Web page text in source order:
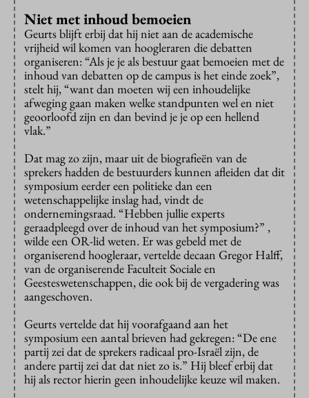
Niet met inhoud bemoeien
Geurts blijft erbij dat hij niet aan de academische
vrijheid wil komen van hoogleraren die debatten
organiseren: “Als je je als bestuur gaat bemoeien met de
inhoud van debatten op de campus is het einde zoek”,
stelt hij, “want dan moeten wij een inhoudelijke
afweging gaan maken welke standpunten wel en niet
geoorloofd zijn en dan bevind je je op een hellend
vlak.”
Dat mag zo zijn, maar uit de biografieën van de
sprekers hadden de bestuurders kunnen afleiden dat dit
symposium eerder een politieke dan een
wetenschappelijke inslag had, vindt de
ondernemingsraad. “Hebben jullie experts
geraadpleegd over de inhoud van het symposium?” ,
wilde een OR-lid weten. Er was gebeld met de
organiserend hoogleraar, vertelde decaan Gregor Halff,
van de organiserende Faculteit Sociale en
Geesteswetenschappen, die ook bij de vergadering was
aangeschoven.
Geurts vertelde dat hij voorafgaand aan het
symposium een aantal brieven had gekregen: “De ene
partij zei dat de sprekers radicaal pro-Israël zijn, de
andere partij zei dat dat niet zo is.” Hij bleef erbij dat
hij als rector hierin geen inhoudelijke keuze wil maken.